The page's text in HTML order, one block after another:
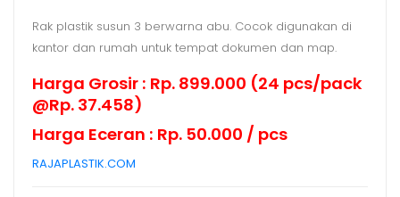
Rak plastik susun 3 berwarna abu. Cocok digunakan di
kantor dan rumah untuk tempat dokumen dan map.
Harga Grosir : Rp. 899.000 (24 pcs/pack
@Rp. 37.458)
Harga Eceran : Rp. 50.000 / pcs
RAJAPLASTIK.COM